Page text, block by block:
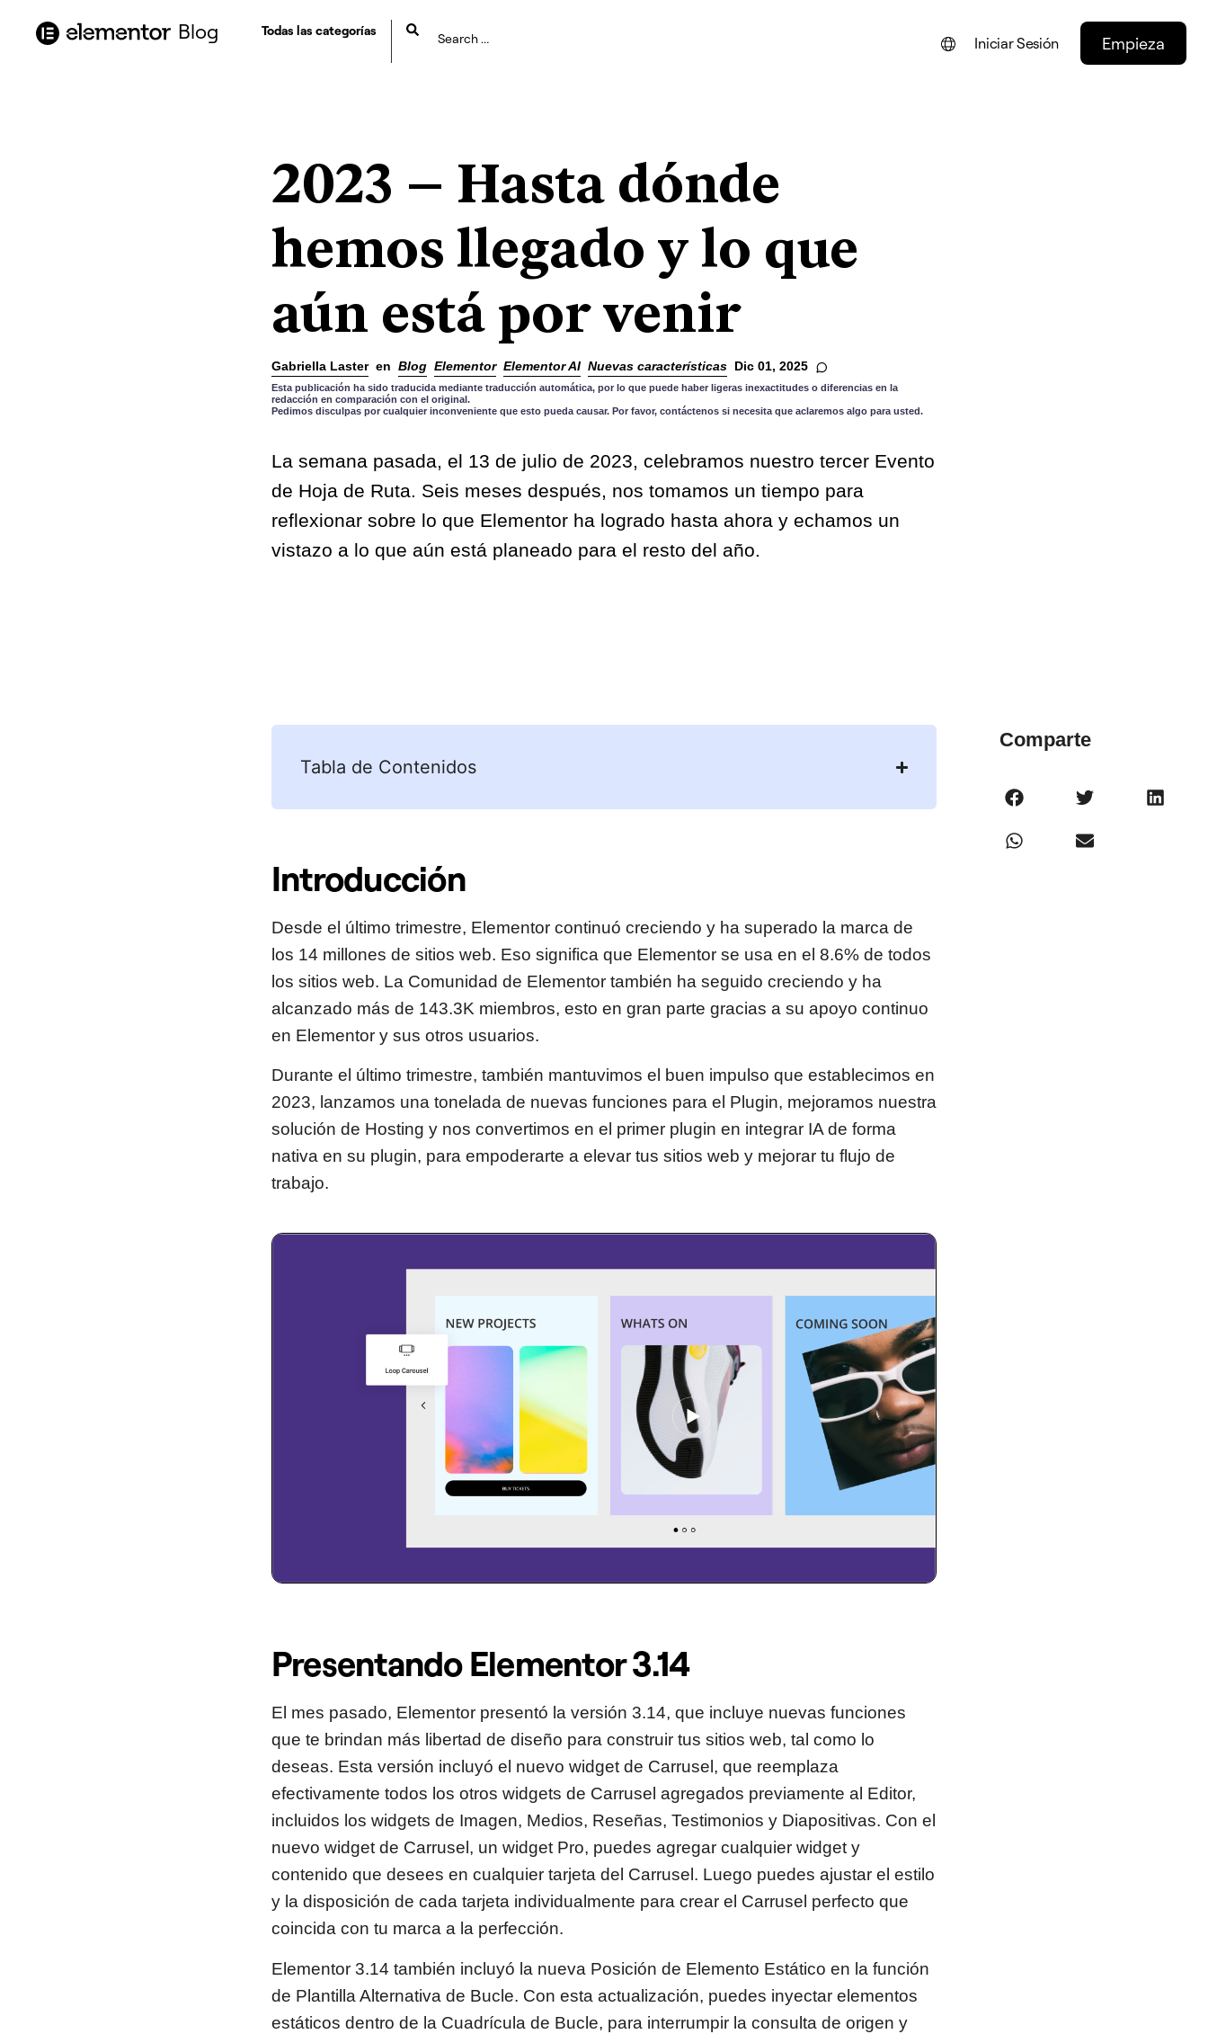
Blog Todas las categorías
Iniciar Sesión Empieza
2023 – Hasta dónde
hemos llegado y lo que
aún está por venir
Gabriella Laster en Blog Elementor Elementor AI Nuevas características Dic 01, 2025
Esta publicación ha sido traducida mediante traducción automática, por lo que puede haber ligeras inexactitudes o diferencias en la
redacción en comparación con el original.
Pedimos disculpas por cualquier inconveniente que esto pueda causar. Por favor, contáctenos si necesita que aclaremos algo para usted.
La semana pasada, el 13 de julio de 2023, celebramos nuestro tercer Evento
de Hoja de Ruta. Seis meses después, nos tomamos un tiempo para
reflexionar sobre lo que Elementor ha logrado hasta ahora y echamos un
vistazo a lo que aún está planeado para el resto del año.
Tabla de Contenidos
Introducción
Desde el último trimestre, Elementor continuó creciendo y ha superado la marca de
los 14 millones de sitios web. Eso significa que Elementor se usa en el 8.6% de todos
los sitios web. La Comunidad de Elementor también ha seguido creciendo y ha
alcanzado más de 143.3K miembros, esto en gran parte gracias a su apoyo continuo
en Elementor y sus otros usuarios.
Durante el último trimestre, también mantuvimos el buen impulso que establecimos en
2023, lanzamos una tonelada de nuevas funciones para el Plugin, mejoramos nuestra
solución de Hosting y nos convertimos en el primer plugin en integrar IA de forma
nativa en su plugin, para empoderarte a elevar tus sitios web y mejorar tu flujo de
trabajo.
Presentando Elementor 3.14
El mes pasado, Elementor presentó la versión 3.14, que incluye nuevas funciones
que te brindan más libertad de diseño para construir tus sitios web, tal como lo
deseas. Esta versión incluyó el nuevo widget de Carrusel, que reemplaza
efectivamente todos los otros widgets de Carrusel agregados previamente al Editor,
incluidos los widgets de Imagen, Medios, Reseñas, Testimonios y Diapositivas. Con el
nuevo widget de Carrusel, un widget Pro, puedes agregar cualquier widget y
contenido que desees en cualquier tarjeta del Carrusel. Luego puedes ajustar el estilo
y la disposición de cada tarjeta individualmente para crear el Carrusel perfecto que
coincida con tu marca a la perfección.
Elementor 3.14 también incluyó la nueva Posición de Elemento Estático en la función
de Plantilla Alternativa de Bucle. Con esta actualización, puedes inyectar elementos
estáticos dentro de la Cuadrícula de Bucle, para interrumpir la consulta de origen y
Comparte